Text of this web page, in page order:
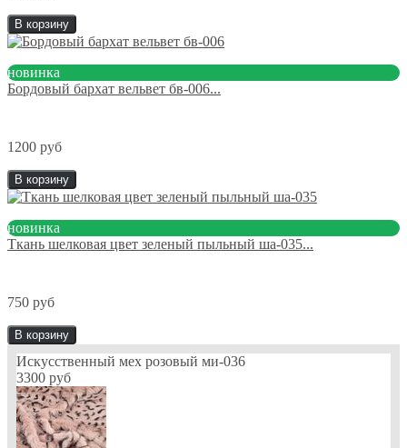
В корзину
новинка
Бордовый бархат вельвет бв-006...
1200 руб
В корзину
новинка
Ткань шелковая цвет зеленый пыльный ша-035...
750 руб
В корзину
Искусственный мех розовый ми-036
3300 руб